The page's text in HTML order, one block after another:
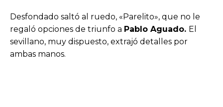
Desfondado saltó al ruedo, «Parelito», que no le
regaló opciones de triunfo a Pablo Aguado. El
sevillano, muy dispuesto, extrajó detalles por
ambas manos.